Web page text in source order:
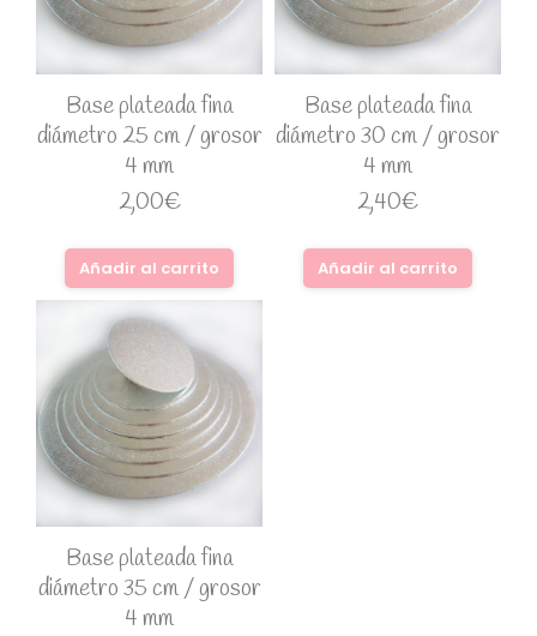
Base plateada fina
diámetro 25 cm / grosor
4 mm
2,00€
Añadir al carrito
Base plateada fina
diámetro 30 cm / grosor
4 mm
2,40€
Añadir al carrito
Base plateada fina
diámetro 35 cm / grosor
4 mm